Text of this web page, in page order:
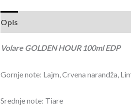
Opis
Volare GOLDEN HOUR 100ml EDP
Gornje note: Lajm, Crvena narandža,
Srednje note: Tiare